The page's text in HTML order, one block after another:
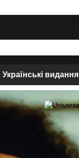
Українські видання